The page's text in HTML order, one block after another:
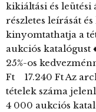
kikiáltási és leütési
részletes leírását
kinyomtathatja a
aukciós katalógust
25%-os
Ft 17.240 Ft Az
tételek száma
4 000 aukciós